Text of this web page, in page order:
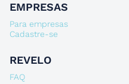
EMPRESAS
Para empresas
Cadastre-se
REVELO
FAQ